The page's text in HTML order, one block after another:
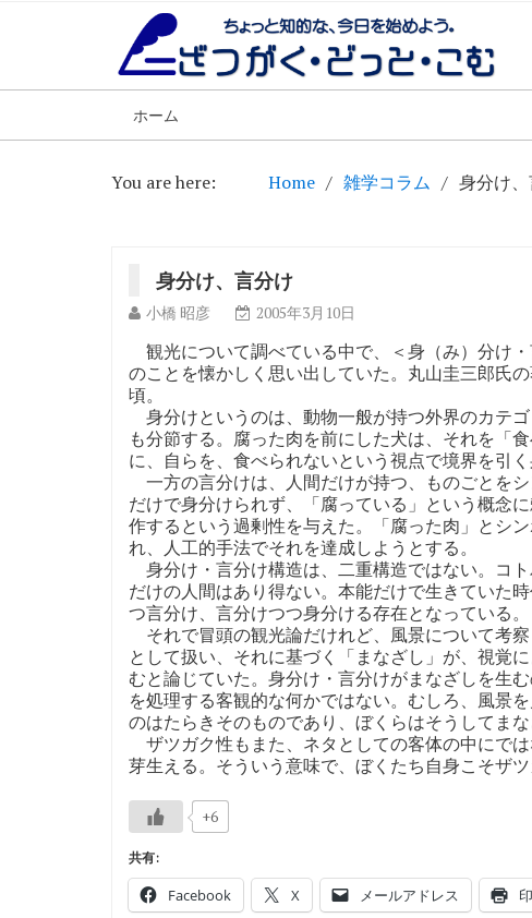
ホーム
You are here: Home 雑学コラム 身分け
身分け、言分け
小橋 昭彦 2005年3月10日
観光について調べている中で、＜身（み）分け
のことを懐かしく思い出していた。丸山圭三郎氏
頃。
身分けというのは、動物一般が持つ外界のカテ
も分節する。腐った肉を前にした犬は、それを「
に、自らを、食べられないという視点で境界を引
一方の言分けは、人間だけが持つ、ものごとを
だけで身分けられず、「腐っている」という概念
作するという過剰性を与えた。「腐った肉」とシ
れ、人工的手法でそれを達成しようとする。
身分け・言分け構造は、二重構造ではない。コ
だけの人間はあり得ない。本能だけで生きていた
つ言分け、言分けつつ身分ける存在となっている。
それで冒頭の観光論だけれど、風景について考
として扱い、それに基づく「まなざし」が、視覚
むと論じていた。身分け・言分けがまなざしを生
を処理する客観的な何かではない。むしろ、風景
のはたらきそのものであり、ぼくらはそうしてま
ザツガク性もまた、ネタとしての客体の中にで
芽生える。そういう意味で、ぼくたち自身こそザツ
+6
共有:
Facebook X メールアドレス